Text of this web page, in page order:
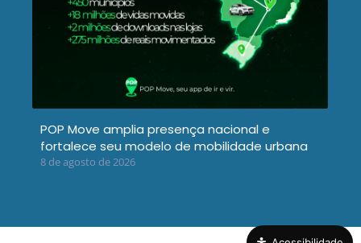
POP Move amplia presença nacional e
fortalece seu modelo de mobilidade urbana
8 de agosto de 2026